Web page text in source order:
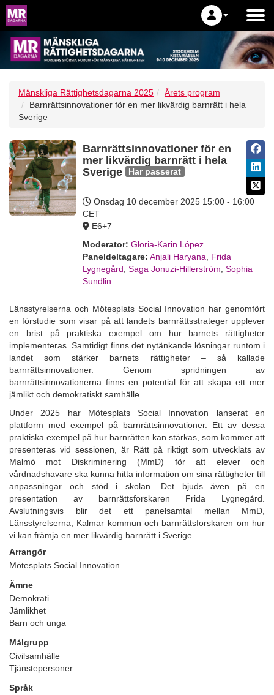
Mänskliga Rättighetsdagarna 2025
Årets program
Barnrättsinnovationer för en mer likvärdig barnrätt i hela
Sverige
Barnrättsinnovationer för en
mer likvärdig barnrätt i hela
Sverige
Har passerat
Onsdag 10 december 2025 15:00 - 16:00
CET
E6+7
Moderator: Gloria-Karin López
Paneldeltagare: Anjali Haryana
Frida
Lygnegård Saga Jonuzi-Hillerström Sophia
Sundlin
Länsstyrelserna och Mötesplats Social Innovation har genomfört
en förstudie som visar på att landets barnrättsstrateger upplever
en brist på praktiska exempel om hur barnets rättigheter
implementeras. Samtidigt finns det nytänkande lösningar runtom i
landet som stärker barnets rättigheter – så kallade
barnrättsinnovationer. Genom spridningen av
barnrättsinnovationerna finns en potential för att skapa ett mer
jämlikt och demokratiskt samhälle.
Under 2025 har Mötesplats Social Innovation lanserat en
plattform med exempel på barnrättsinnovationer. Ett av dessa
praktiska exempel på hur barnrätten kan stärkas, som kommer att
presenteras vid sessionen, är Rätt på riktigt som utvecklats av
Malmö mot Diskriminering (MmD) för att elever och
vårdnadshavare ska kunna hitta information om sina rättigheter till
anpassningar och stöd i skolan. Det bjuds även på en
presentation av barnrättsforskaren Frida Lygnegård.
Avslutningsvis blir det ett panelsamtal mellan MmD,
Länsstyrelserna, Kalmar kommun och barnrättsforskaren om hur
vi kan främja en mer likvärdig barnrätt i Sverige.
Arrangör
Mötesplats Social Innovation
Ämne
Demokrati
Jämlikhet
Barn och unga
Målgrupp
Civilsamhälle
Tjänstepersoner
Språk